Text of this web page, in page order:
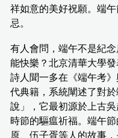
祥如意的美好祝願。端
忌。
有人會問，端午不是紀
能快樂？北京清華大學
詩人聞一多在《端午考
代典籍，系統闡述了對
說」，它最初源於上古
時節的驅瘟祈福。端午
原、伍子胥等人的故事